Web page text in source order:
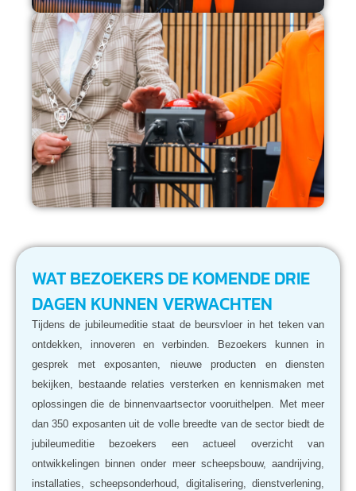
WAT BEZOEKERS DE KOMENDE DRIE
DAGEN KUNNEN VERWACHTEN
Tijdens de jubileumeditie staat de beursvloer in het teken van
ontdekken, innoveren en verbinden. Bezoekers kunnen in
gesprek met exposanten, nieuwe producten en diensten
bekijken, bestaande relaties versterken en kennismaken met
oplossingen die de binnenvaartsector vooruithelpen.
Met meer
dan 350 exposanten uit de volle breedte van de sector biedt de
jubileumeditie bezoekers een actueel overzicht van
ontwikkelingen binnen onder meer scheepsbouw, aandrijving,
installaties, scheepsonderhoud, digitalisering, dienstverlening,